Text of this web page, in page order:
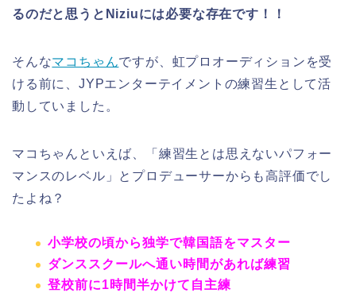
るのだと思うとNiziuには必要な存在です！！
そんなマコちゃんですが、虹プロオーディションを受
ける前に、JYPエンターテイメントの練習生として活
動していました。
マコちゃんといえば、「練習生とは思えないパフォー
マンスのレベル」とプロデューサーからも高評価でし
たよね？
小学校の頃から独学で韓国語をマスター
ダンススクールへ通い時間があれば練習
登校前に1時間半かけて自主練